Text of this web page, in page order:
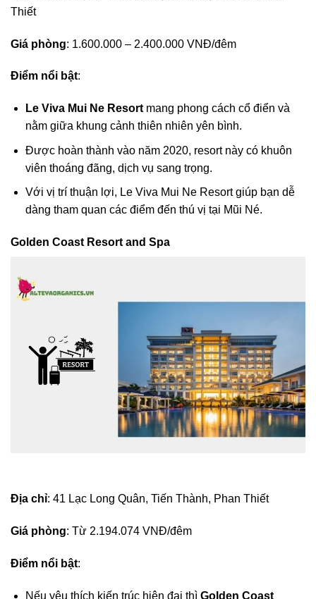
Thiết
Giá phòng: 1.600.000 – 2.400.000 VNĐ/đêm
Điểm nổi bật:
Le Viva Mui Ne Resortmang phong cách cổ điển và
nằm giữa khung cảnh thiên nhiên yên bình.
Được hoàn thành vào năm 2020, resort này có khuôn
viên thoáng đãng, dịch vụ sang trọng.
Với vị trí thuận lợi, Le Viva Mui Ne Resort giúp bạn dễ
dàng tham quan các điểm đến thú vị tại Mũi Né.
Golden Coast Resort and Spa
Địa chỉ: 41 Lạc Long Quân, Tiến Thành, Phan Thiết
Giá phòng: Từ 2.194.074 VNĐ/đêm
Điểm nổi bật:
Nếu yêu thích kiến trúc hiện đại thì Golden Coast